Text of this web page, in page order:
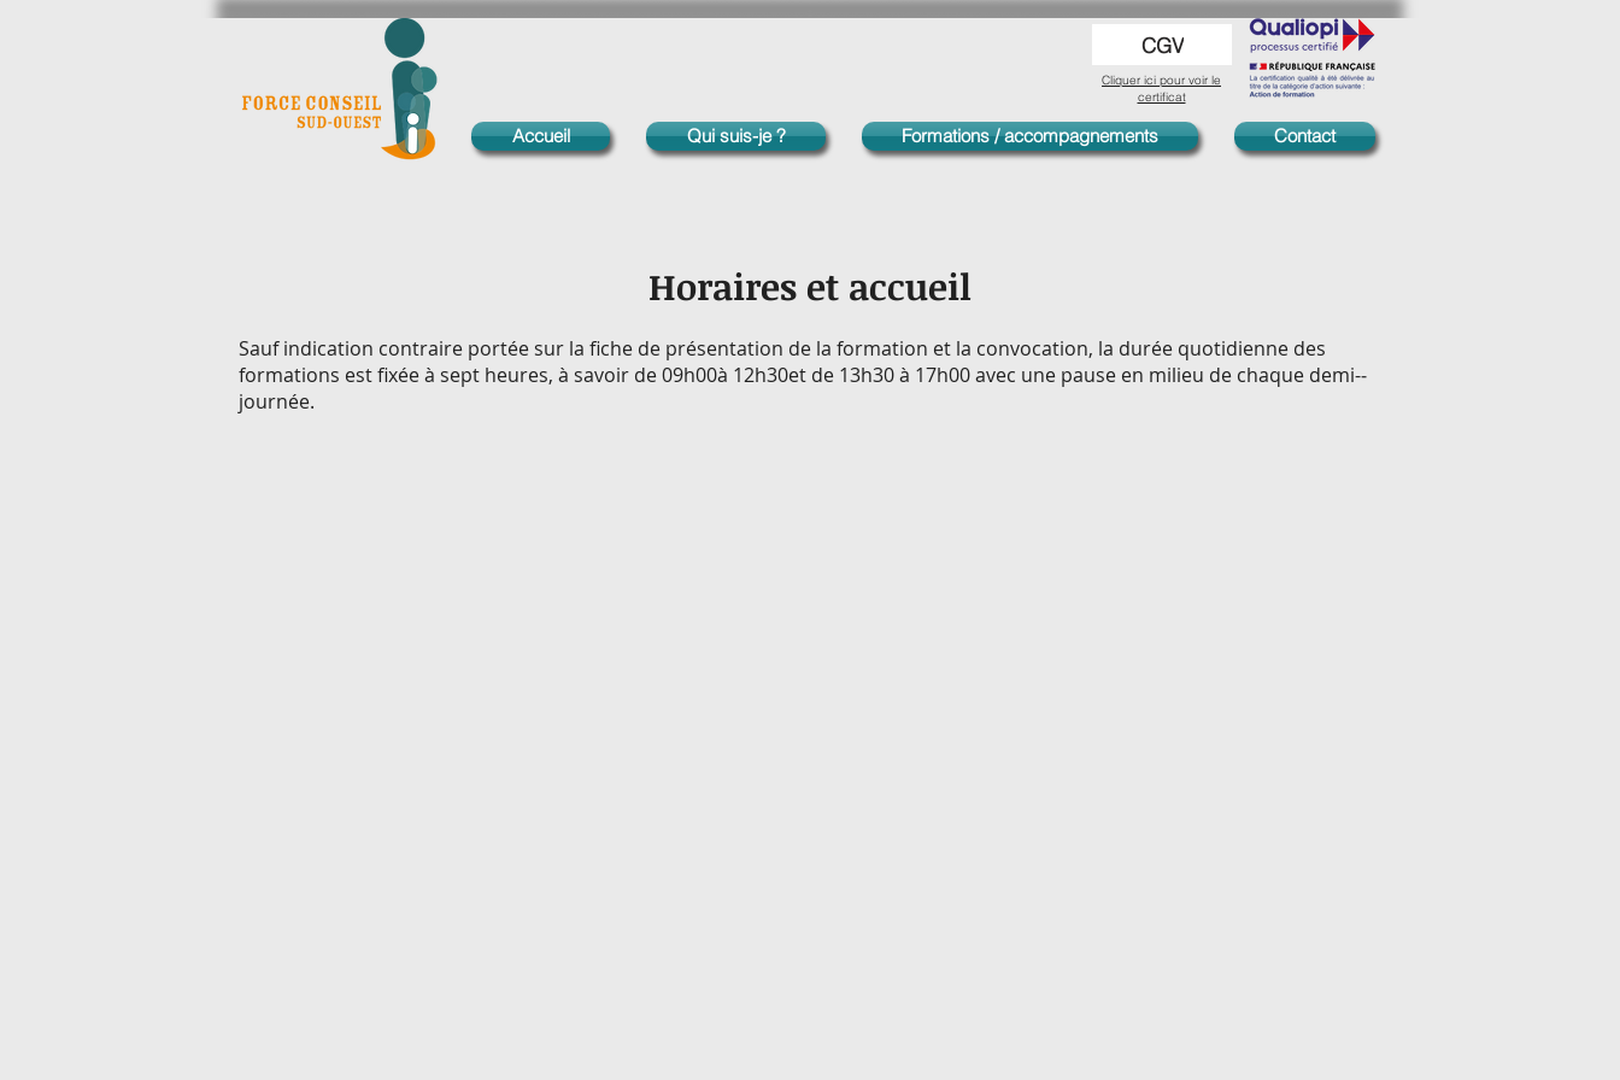
CGV
Cliquer ici pour voir le
certificat
Accueil Qui suis-je ? Formations / accompagnements Contact
Horaires et accueil
Sauf indication contraire portée sur la fiche de présentation de la formation et la convocation, la durée quotidienne des
formations est fixée à sept heures, à savoir de 09h00à 12h30et de 13h30 à 17h00 avec une pause en milieu de chaque demi-­­
journée.